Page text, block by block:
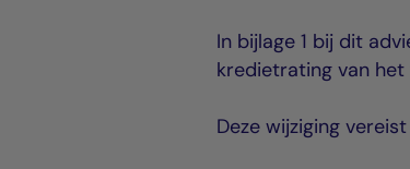
In bijlage 1 bij dit
kredietrating van
Deze wijziging